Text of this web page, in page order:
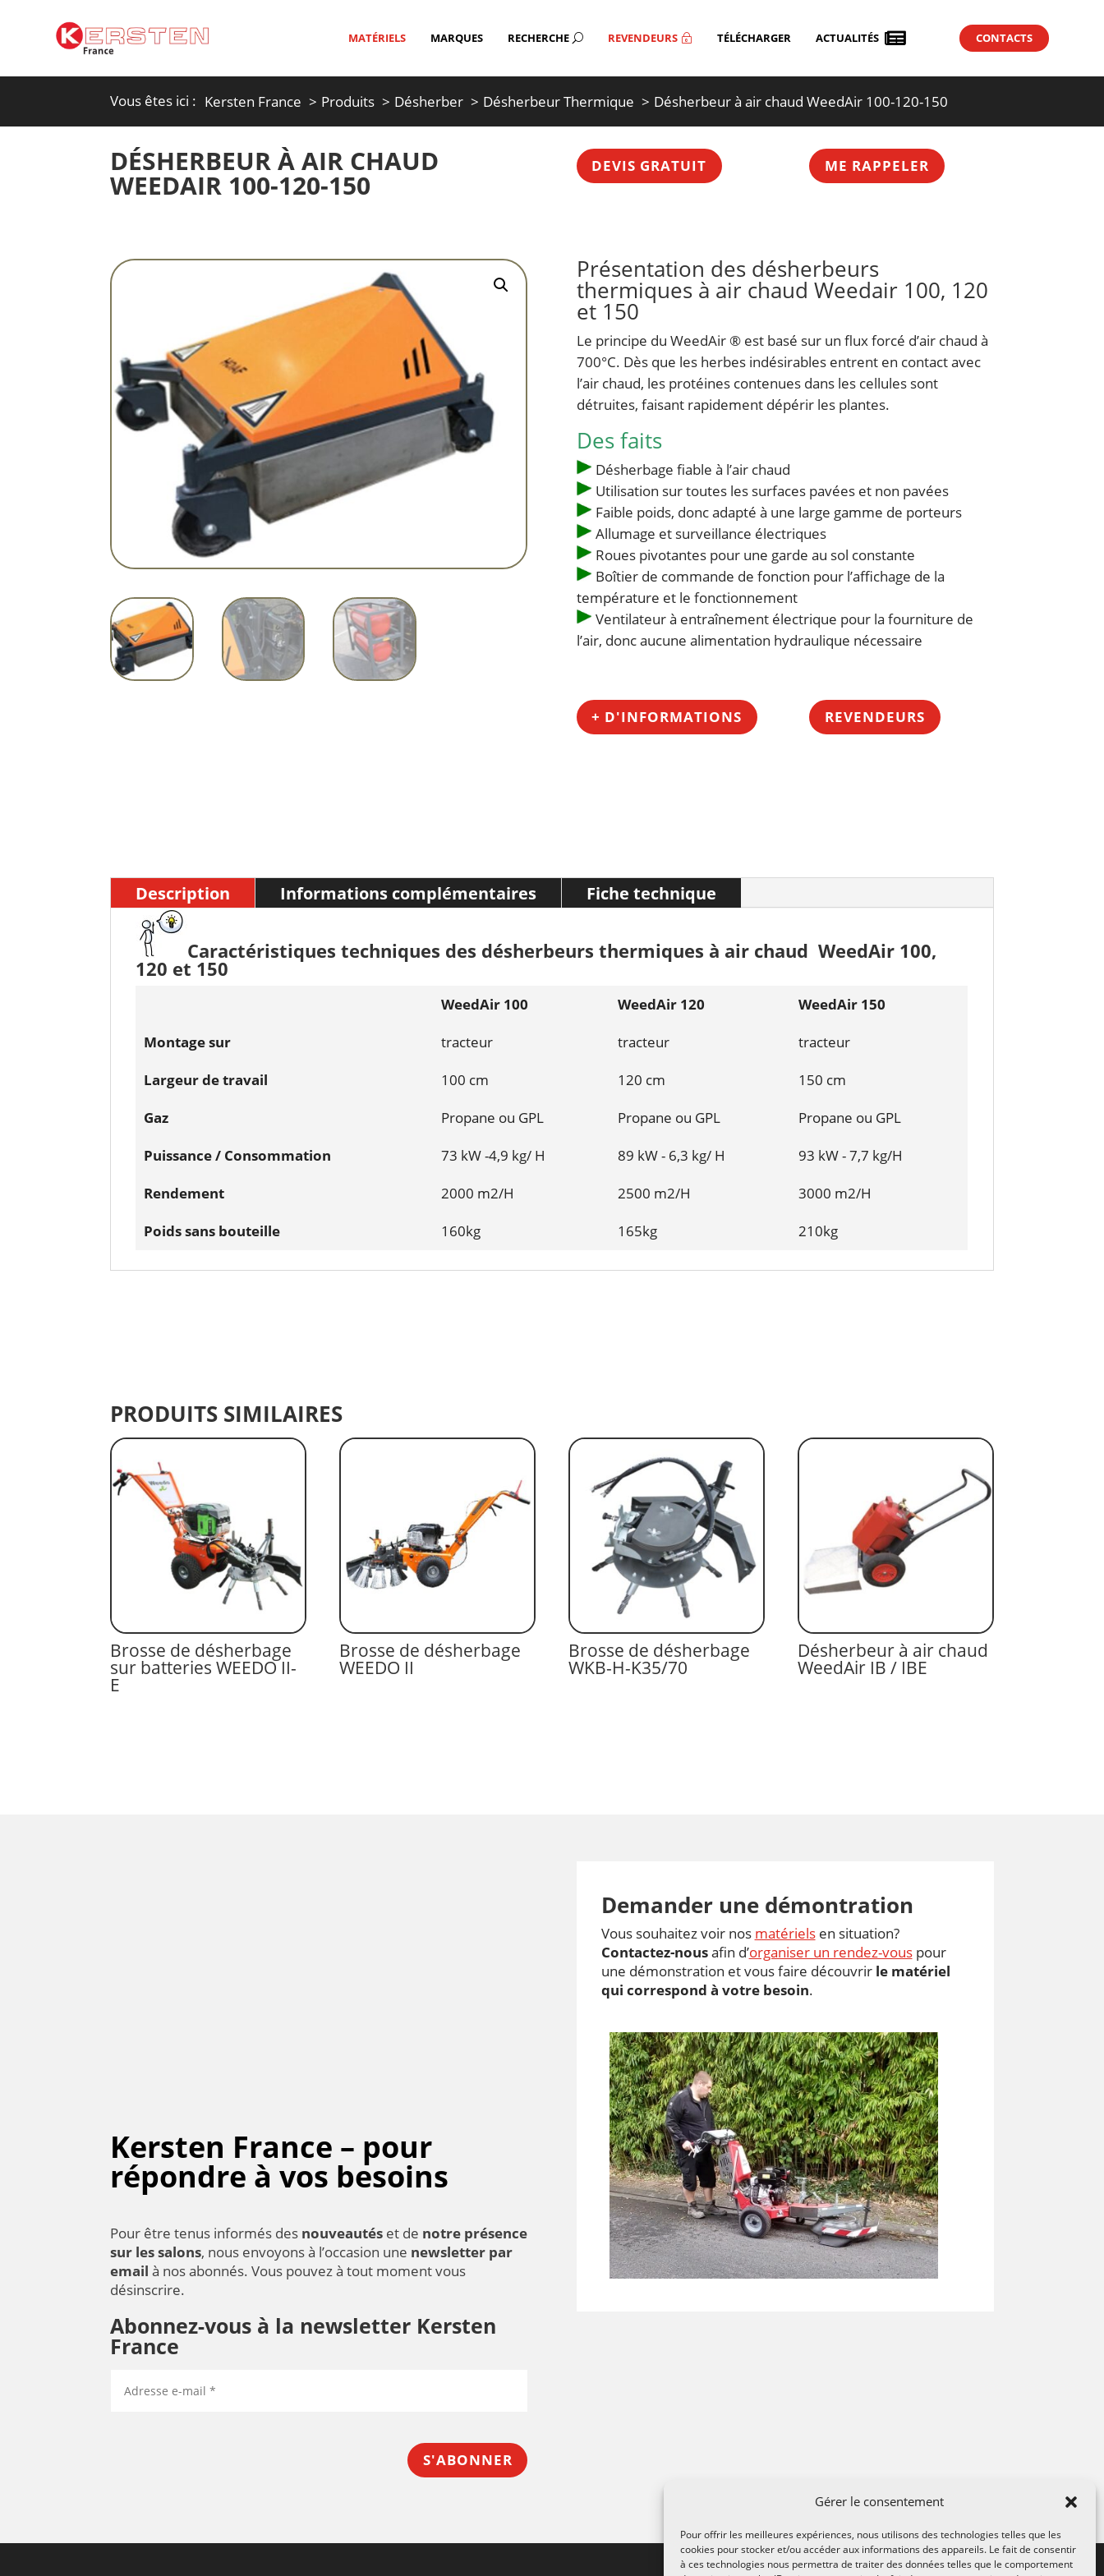
Gérer le consentement
Pour offrir les meilleures expériences, nous utilisons des technologies telles que les
cookies pour stocker et/ou accéder aux informations des appareils. Le fait de consentir
à ces technologies nous permettra de traiter des données telles que le comportement
MATÉRIELS MARQUES U
RECHERCHE ~
REVENDEURS TÉLÉCHARGER 
ACTUALITÉS CONTACTS
Vous êtes ici : Kersten France Produits Désherber Désherbeur Thermique Désherbeur à air chaud WeedAir 100-120-150
DÉSHERBEUR À AIR CHAUD
WEEDAIR 100-120-150
DEVIS GRATUIT ME RAPPELER
Présentation des désherbeurs
thermiques à air chaud Weedair 100, 120
et 150
Le principe du WeedAir ® est basé sur un flux forcé d’air chaud à
700°C. Dès que les herbes indésirables entrent en contact avec
l’air chaud, les protéines contenues dans les cellules sont
détruites, faisant rapidement dépérir les plantes.
Des faits
Désherbage fiable à l’air chaud
Utilisation sur toutes les surfaces pavées et non pavées
Faible poids, donc adapté à une large gamme de porteurs
Allumage et surveillance électriques
Roues pivotantes pour une garde au sol constante
Boîtier de commande de fonction pour l’affichage de la
température et le fonctionnement
Ventilateur à entraînement électrique pour la fourniture de
l’air, donc aucune alimentation hydraulique nécessaire
+ D'INFORMATIONS REVENDEURS
Description Informations complémentaires Fiche technique
Caractéristiques techniques des désherbeurs thermiques à air chaudWeedAir 100,
120 et 150
WeedAir 100 WeedAir 120
WeedAir 150
Montage sur
tracteur tracteur
tracteur
Largeur de travail
100 cm 120 cm
150 cm
Gaz
Propane ou GPL Propane ou GPL
Propane ou GPL
Puissance / Consommation
73 kW -4,9 kg/ H 89 kW - 6,3 kg/ H
93 kW - 7,7 kg/H
Rendement
2000 m2/H 2500 m2/H
3000 m2/H
Poids sans bouteille
160kg 165kg 210kg
PRODUITS SIMILAIRES
Brosse de désherbage
sur batteries WEEDO II-
E
Brosse de désherbage
WEEDO II
Brosse de désherbage
WKB-H-K35/70
Désherbeur à air chaud
WeedAir IB / IBE
Kersten France – pour
répondre à vos besoins
Pour être tenus informés des nouveautés et de notre présence
sur les salons, nous envoyons à l’occasion une newsletter par
email à nos abonnés. Vous pouvez à tout moment vous
désinscrire.
Abonnez-vous à la newsletter Kersten
France
S'ABONNER
Demander une démontration
Vous souhaitez voir nos matérielsen situation?
Contactez-nousafin d’organiser un rendez-vouspour
une démonstration et vous faire découvrir le matériel
qui correspond à votre besoin.